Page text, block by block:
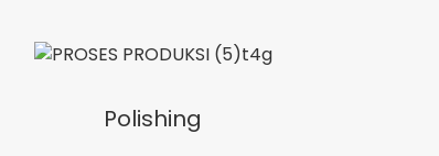
Polishing